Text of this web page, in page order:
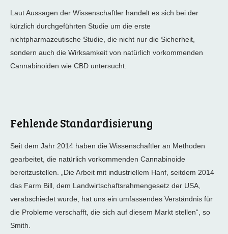
Laut Aussagen der Wissenschaftler handelt es sich bei der
kürzlich durchgeführten Studie um die erste
nichtpharmazeutische Studie, die nicht nur die Sicherheit,
sondern auch die Wirksamkeit von natürlich vorkommenden
Cannabinoiden wie CBD untersucht.
Fehlende Standardisierung
Seit dem Jahr 2014 haben die Wissenschaftler an Methoden
gearbeitet, die natürlich vorkommenden Cannabinoide
bereitzustellen. „Die Arbeit mit industriellem Hanf, seitdem 2014
das Farm Bill, dem Landwirtschaftsrahmengesetz der USA,
verabschiedet wurde, hat uns ein umfassendes Verständnis für
die Probleme verschafft, die sich auf diesem Markt stellen“, so
Smith.